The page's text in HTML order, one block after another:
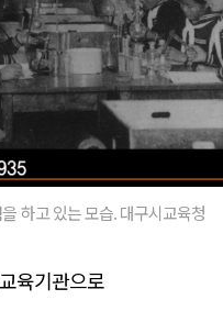
하고 있는 모습. 대구시교육청
육기관으로